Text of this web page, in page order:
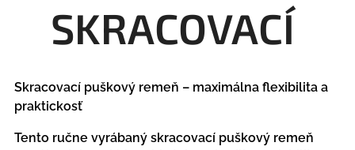
SKRACOVACÍ
Skracovací puškový remeň – maximálna flexibilita a
praktickosť
Tento ručne vyrábaný skracovací puškový remeň